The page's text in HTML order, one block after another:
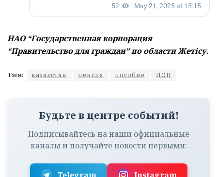
НАО “Государственная корпорация
“Правительство для граждан” по области Жетісу.
Тэги: казахстан пенсия пособие ЦОН
Будьте в центре событий!
Подписывайтесь на наши официальные
каналы и получайте новости первыми: